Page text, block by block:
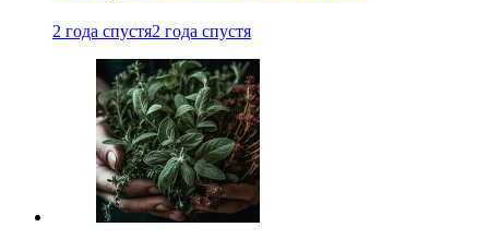
2 года спустя2 года спустя